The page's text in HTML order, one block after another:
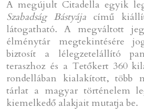
A megújult Citadella egyik
Szabadság Bástyája című
látogatható. A megváltott
élménytár megtekintésére
biztosít a lélegzetelállító
teraszhoz és a Tetőkert 360
rondellában kialakított, több
tárlat a magyar történelem
kiemelkedő alakjait mutatja be.